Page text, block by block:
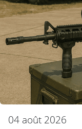
04 août 2026